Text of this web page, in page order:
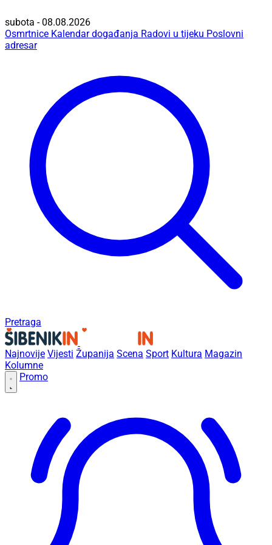
subota - 08.08.2026
Osmrtnice Kalendar događanja Radovi u tijeku Poslovni
adresar
Pretraga
Najnovije Vijesti Županija Scena Sport Kultura Magazin
Kolumne
Promo